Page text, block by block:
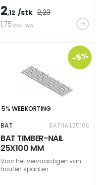
massa ca. 100 kg.
2,12 /stk 2,23
1,75 excl btw
-5%
5% WEBKORTING
BAT
BATNAIL25100
BAT TIMBER-NAIL
25X100 MM
Voor het vervaardigen van
houten spanten